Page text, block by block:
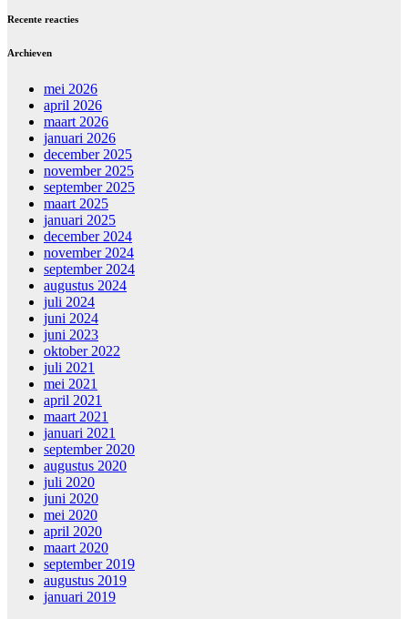
Recente reacties
Archieven
mei 2026
april 2026
maart 2026
januari 2026
december 2025
november 2025
september 2025
maart 2025
januari 2025
december 2024
november 2024
september 2024
augustus 2024
juli 2024
juni 2024
juni 2023
oktober 2022
juli 2021
mei 2021
april 2021
maart 2021
januari 2021
september 2020
augustus 2020
juli 2020
juni 2020
mei 2020
april 2020
maart 2020
september 2019
augustus 2019
januari 2019